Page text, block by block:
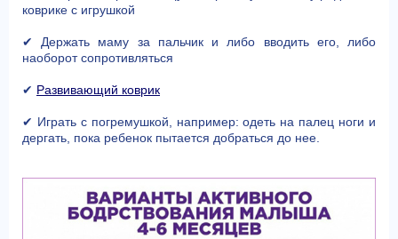
коврике с игрушкой
✔ Держать маму за пальчик и либо вводить его, либо
наоборот сопротивляться
✔ Развивающий коврик
✔ Играть с погремушкой, например: одеть на палец ноги и
дергать, пока ребенок пытается добраться до нее.